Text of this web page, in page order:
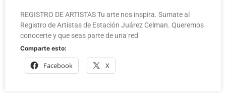
REGISTRO DE ARTISTAS Tu arte nos inspira. Sumate al
Registro de Artistas de Estación Juárez Celman. Queremos
conocerte y que seas parte de una red
Comparte esto:
Facebook X